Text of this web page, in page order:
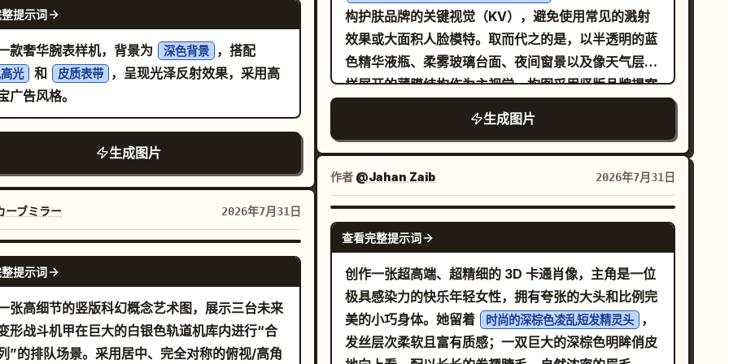
喷火，但却喷出了
用 8 个分镜格，编号为 1 到 8，并包含以下可见
Panel 1 标题：“1. (0–2s)
Shot”，副标题：“A tiny dragon
的魔法林间空地小径上的广角全景，周围环绕着
，副标题：“The dragon puffs its
takes a huge breath, and spreads its
图像：幼龙紧闭双眼、鼓起腮帮、张开翅膀，
准备的中景特写。 Panel 3 标题：“3. (4–
，副标题：“It exhales with all its
图像：幼龙一只眼睛微眯，噘起嘴巴吐出一小团
写。 Panel 4 标题：“4. (6–8s)
提示词
款奢华腕表样机，背景为 深色背景 ，搭配
光 和 皮质表带
，呈现光泽反射效果，采用高
广告风格。
生成图片
ーブミラー 2026年7月31日
GPT IMAGE 2
提示词
张高细节的竖版科幻概念艺术图，展示三台未来
形战斗机甲在巨大的白银色轨道机库内进行“合
”的排队场景。采用居中、完全对称的俯视/高角
构护肤品牌的关键视觉（KV），避免使用常见的溅射
效果或大面积人脸模特。取而代之的是，以半透明的蓝
色精华液瓶、柔雾玻璃台面、夜间窗景以及像天气层一
样展开的薄膜结构作为主视觉。构图采用竖版品牌提案
封面感，主产品居中，左上角和右下角保持克制的层级
关系，并留有充足的留白。灯光采用低照度冷蓝色环境
光，配合极细的白色瓶身轮廓光，强调玻璃厚度、液体
折射和包装边缘。配色方案必须包含特定数值：
午夜蓝 #24364A、霜蓝色 #9EB9CA、瓶身冷白
#E8EEF2、深石墨灰 #2F3138、少许月光银
#BDC6CD、极浅灰紫色 #8A8395
。材质描述重点在于
玻璃折射、柔雾亚克力、液体悬浮感、包装盒压纹以及银箔
烫印 Logo
。需要少量醒目的中文文本，包括品牌名称、极简的品
牌口号、一个英文辅助副标题以及一个小型的功能标
签，布局轻盈、纤细且具有呼吸感。适用于品牌 KV、
生成图片
作者 @Jahan Zaib 2026年7月31日
GPT IMAGE 2
查看完整提示词
创作一张超高端、超精细的 3D 卡通肖像，主角是一位
极具感染力的快乐年轻女性，拥有夸张的大头和比例完
美的小巧身体。她留着
时尚的深棕色凌乱短发精灵头
，
发丝层次柔软且富有质感；一双巨大的深棕色明眸俏皮